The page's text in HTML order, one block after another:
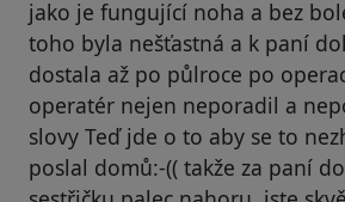
jako je fungující noha a bez
toho byla nešťastná a k paní
dostala až po půlroce po
operatér nejen neporadil a
slovy Teď jde o to aby se to
poslal domů:-(( takže za paní